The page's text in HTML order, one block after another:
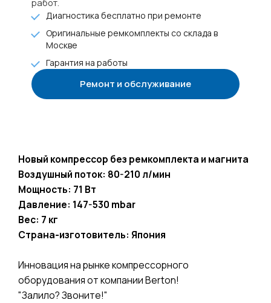
работ.
Диагностика бесплатно при ремонте
Оригинальные ремкомплекты со склада в
Москве
Гарантия на работы
Ремонт и обслуживание
Новый компрессор без ремкомплекта и магнита
Воздушный поток: 80-210 л/мин
Мощность: 71 Вт
Давление: 147-530 mbar
Вес: 7 кг
Страна-изготовитель: Япония
Инновация на рынке компрессорного
оборудования от компании Berton!
"Залило? Звоните!"